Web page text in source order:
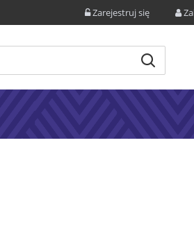
Zarejestruj się